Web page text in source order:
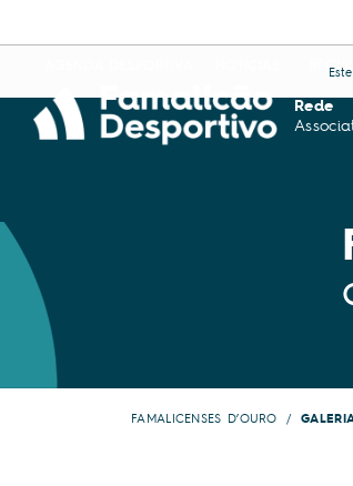
Rede
FAMALICENSES D’OURO